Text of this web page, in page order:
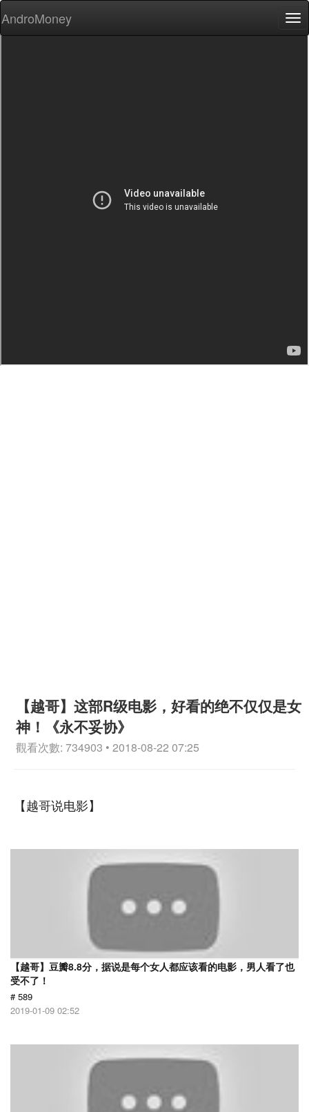
AndroMoney
【越哥】这部R级电影，好看的绝不仅仅是女
神！《永不妥协》
觀看次數: 734903 • 2018-08-22 07:25
【越哥说电影】
【越哥】豆瓣8.8分，据说是每个女人都应该看的电影，男人看了也
受不了！
# 589
2019-01-09 02:52